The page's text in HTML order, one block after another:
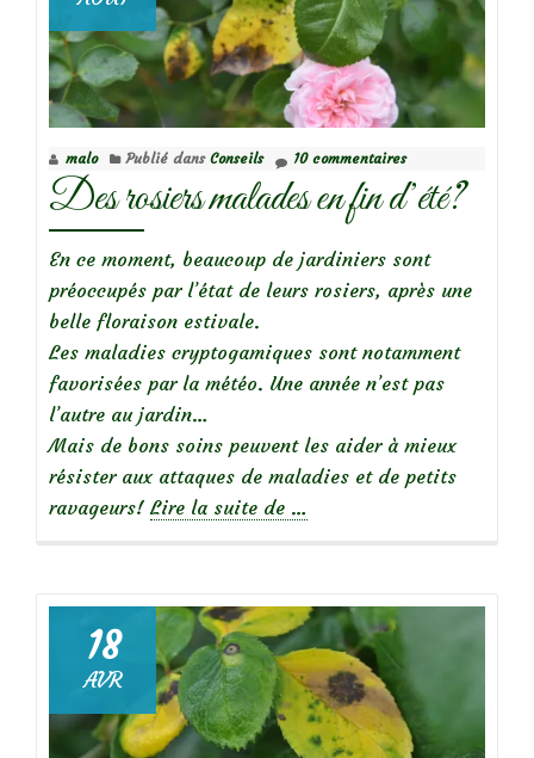
malo Publié dans Conseils 10 commentaires
Des rosiers malades en fin d’été?
En ce moment, beaucoup de jardiniers sont
préoccupés par l’état de leurs rosiers, après une
belle floraison estivale.
Les maladies cryptogamiques sont notamment
favorisées par la météo. Une année n’est pas
l’autre au jardin…
Mais de bons soins peuvent les aider à mieux
résister aux attaques de maladies et de petits
ravageurs! Lire la suite de
malades
en
fin
d’été?
…
18
AVR